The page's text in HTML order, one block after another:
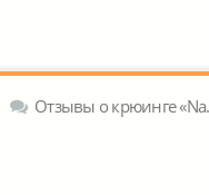
Отзывы о крюинге «Navmar Shipping Co. Ltd»